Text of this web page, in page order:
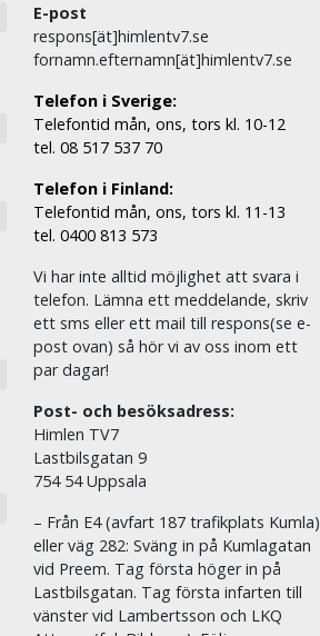
E-post
respons[ät]himlentv7.se
fornamn.efternamn[ät]himlentv7.se
Telefon i Sverige:
Telefontid mån, ons, tors kl. 10-12
tel. 08 517 537 70
Telefon i Finland:
Telefontid mån, ons, tors kl. 11-13
tel. 0400 813 573
Vi har inte alltid möjlighet att svara i
telefon. Lämna ett meddelande, skriv
ett sms eller ett mail till respons(se e-
post ovan) så hör vi av oss inom ett
par dagar!
Post- och besöksadress:
Himlen TV7
Lastbilsgatan 9
754 54 Uppsala
– Från E4 (avfart 187 trafikplats Kumla)
eller väg 282: Sväng in på Kumlagatan
vid Preem. Tag första höger in på
Lastbilsgatan. Tag första infarten till
vänster vid Lambertsson och LKQ